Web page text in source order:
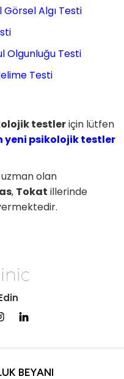
Algı Testi
Olgunluğu Testi
Testi
testleriçin lütfen
yeni psikolojik testler
olan
, Tokat illerinde
BEYANI